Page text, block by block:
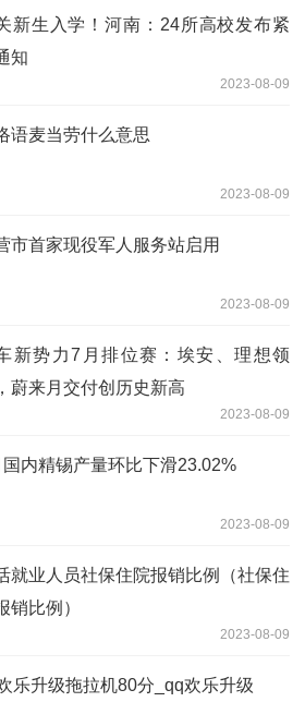
新生入学！河南：24所高校发布紧
知
2023-08-09
语麦当劳什么意思
2023-08-09
市首家现役军人服务站启用
2023-08-09
新势力7月排位赛：埃安、理想领
蔚来月交付创历史新高
2023-08-09
内精锡产量环比下滑23.02%
2023-08-09
就业人员社保住院报销比例（社保住
销比例）
2023-08-09
乐升级拖拉机80分_qq欢乐升级